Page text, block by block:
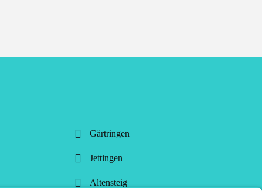
Gärtringen
Jettingen
Altensteig